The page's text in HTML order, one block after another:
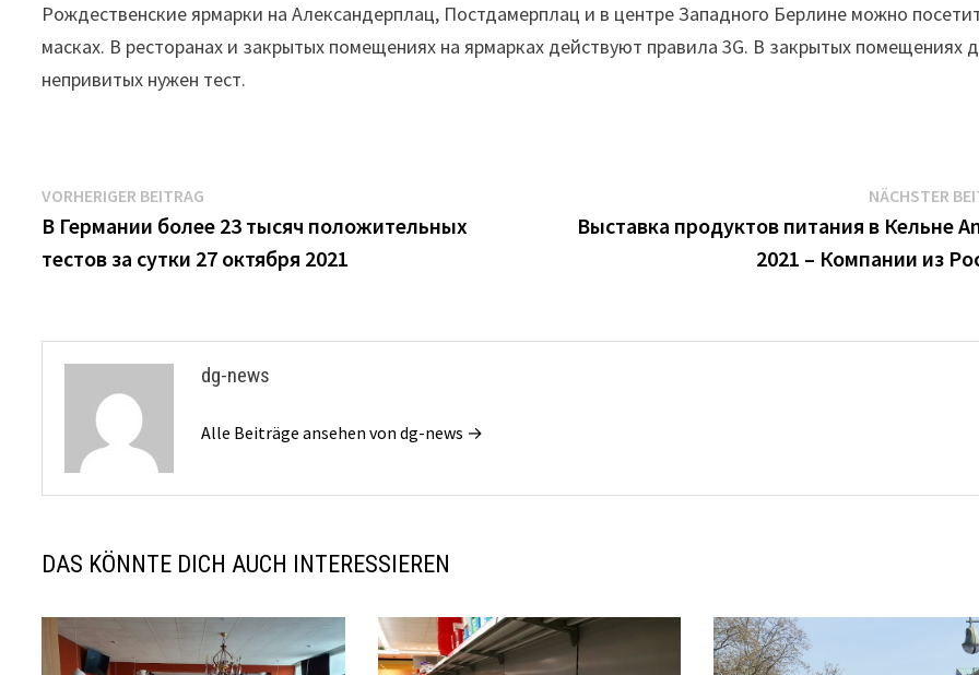
Рождественские ярмарки на Александерплац, Постдамерплац и в центре Западного Берлине можно
масках. В ресторанах и закрытых помещениях на ярмарках действуют правила 3G. В закрытых помещениях
непривитых нужен тест.
Beitrags-
Navigation
VORHERIGER BEITRAG
Beitrag:
В Германии более 23 тысяч положительных
тестов за сутки 27 октября 2021
NÄCHSTER
Выставка продуктов питания в Кельне
2021 – Компании из
dg-news
Alle Beiträge ansehen von dg-news →
DAS KÖNNTE DICH AUCH INTERESSIEREN